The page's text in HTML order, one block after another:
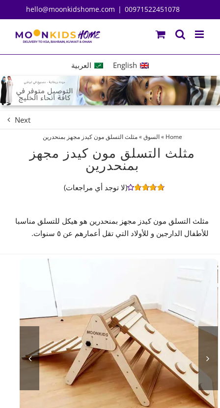
to
content
00971522451078
|
hello@moonkidshome.com
English العربية
Next
Home
»السوق»مثلث التسلق مون كيدز مجهز بمنحدرين
مثلث التسلق مون كيدز مجهز
بمنحدرين
تقييم
عملاء
(لا توجد أي مراجعات)
مثلث التسلق مون كيدز مجهز بمنحدرين هو هيكل للتسلق مناسبا
للأطفال الدارجين و للأولاد التي تقل أعمارهم عن ٥ سنوات.